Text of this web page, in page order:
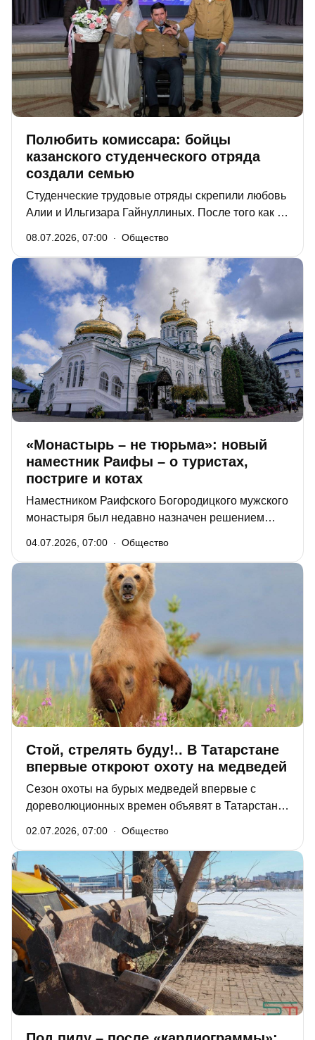
вещах. Сегодня наш собеседник – сотрудник
отдела просвещения ДУМ РТ Мухаммадрасул
Гимбатов.
Полюбить комиссара: бойцы
казанского студенческого отряда
создали семью
Студенческие трудовые отряды скрепили любовь
Алии и Ильгизара Гайнуллиных. После того как их
по уборке снега, влюбленные больше не
расставались. Уже через три месяца после
появления на свет дочурки молодая мама
вернулась к привычной активности, а сейчас
восьмимесячная Асель сопровождает родителей
почти на всех мероприятиях.
08.07.2026, 07:00 Общество
«Монастырь – не тюрьма»: новый
наместник Раифы – о туристах,
постриге и котах
Наместником Раифского Богородицкого мужского
монастыря был недавно назначен решением
(Виленский). Ранее он возглавлял Казанско-
Богородицкий мужской монастырь. В интервью
«РТ» отец Марк рассказал, мешают ли туристы
монашеской жизни, как можно принять постриг, а
также о том, как он относится к монастырингу и
кошкам, которые обитают на территории Раифы.
04.07.2026, 07:00 Общество
Стой, стрелять буду!.. В Татарстане
впервые откроют охоту на медведей
Сезон охоты на бурых медведей впервые с
дореволюционных времен объявят в Татарстане
косолапых в лесах республики выросла
настолько, что их перестали считать редким
видом, вывели из-под охраны, а теперь разрешат
и охотиться. Правда, пока только в двух районах:
Мамадышском и Рыбно-Слободском.
02.07.2026, 07:00 Общество